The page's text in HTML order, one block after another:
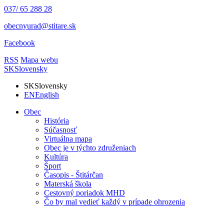
037/ 65 288 28
obecnyurad@stitare.sk
Facebook
RSS Mapa webu
SKSlovensky
SKSlovensky
ENEnglish
Obec
História
Súčasnosť
Virtuálna mapa
Obec je v týchto združeniach
Kultúra
Šport
Časopis - Štitárčan
Materská škola
Cestovný poriadok MHD
Čo by mal vedieť každý v prípade ohrozenia